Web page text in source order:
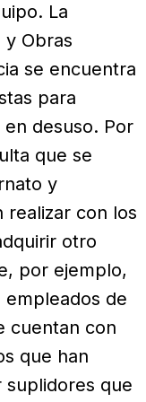
La
y Obras
se encuentra
para
desuso. Por
que se
y
realizar con los
otro
por ejemplo,
de
cuentan con
que han
que